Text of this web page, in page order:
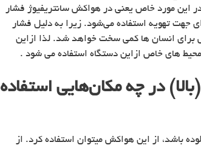
در این مورد خاص یعنی در هواکش سانتریفیوژ فشار
جهت تهویه استفاده می‌شود. زیرا به دلیل فشار
برای انسان ها کمی سخت خواهد شد. لذا ازاین
محیط های خاص ازاین دستگاه استفاده می شود .
در چه مکان‌هایی استفاده
باشد، از این هواکش میتوان استفاده کرد. از